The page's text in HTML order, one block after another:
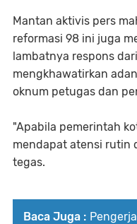
Mantan aktivis pers
reformasi 98 ini juga
lambatnya respons
mengkhawatirkan
oknum petugas dan
"Apabila pemerintah
mendapat atensi rutin
tegas.
Baca Juga :